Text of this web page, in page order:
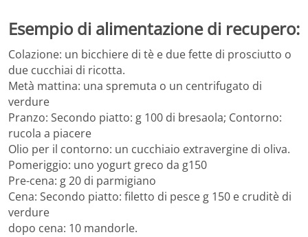
Esempio di alimentazione di recupero:
Colazione: un bicchiere di tè e due fette di prosciutto o
due cucchiai di ricotta.
Metà mattina: una spremuta o un centrifugato di
verdure
Pranzo: Secondo piatto: g 100 di bresaola; Contorno:
rucola a piacere
Olio per il contorno: un cucchiaio extravergine di oliva.
Pomeriggio: uno yogurt greco da g150
Pre-cena: g 20 di parmigiano
Cena: Secondo piatto: filetto di pesce g 150 e cruditè di
verdure
dopo cena: 10 mandorle.